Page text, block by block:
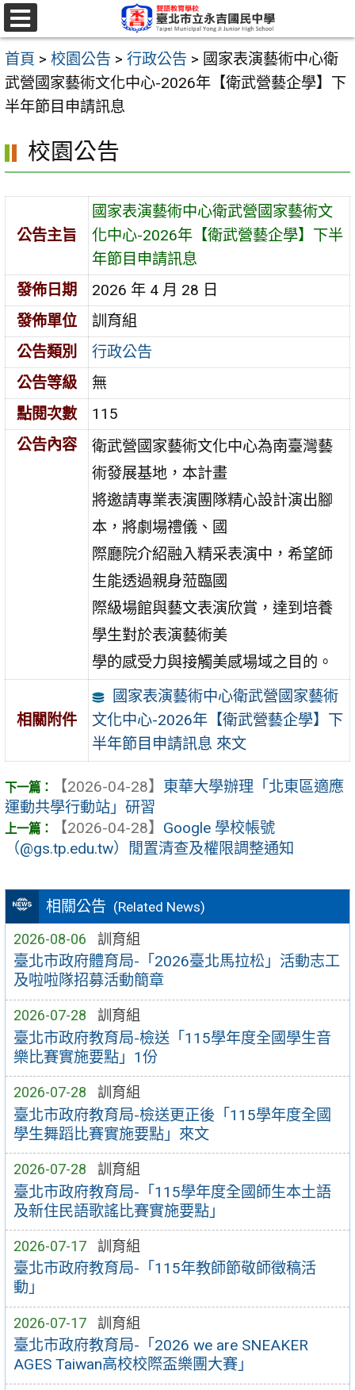
跳
至
主
要
內
選
單
首頁 > 校園公告 > 行政公告 > 國家表演藝術中心衛
武營國家藝術文化中心-2026年【衛武營藝企學】下
半年節目申請訊息
相關公告 (Related News)
2026-08-06 訓育組
臺北市政府體育局-「2026臺北馬拉松」活動志工
及啦啦隊招募活動簡章
2026-07-28 訓育組
臺北市政府教育局-檢送「115學年度全國學生音
樂比賽實施要點」1份
2026-07-28 訓育組
臺北市政府教育局-檢送更正後「115學年度全國
學生舞蹈比賽實施要點」來文
2026-07-28 訓育組
臺北市政府教育局-「115學年度全國師生本土語
及新住民語歌謠比賽實施要點」
2026-07-17 訓育組
臺北市政府教育局-「115年教師節敬師徵稿活
動」
2026-07-17 訓育組
臺北市政府教育局-「2026 we are SNEAKER
AGES Taiwan高校校際盃樂團大賽」
校園公告
公告主旨
國家表演藝術中心衛武營國家藝術文
化中心-2026年【衛武營藝企學】下半
年節目申請訊息
發佈日期
2026 年 4 月 28 日
發佈單位
訓育組
公告類別
行政公告
公告等級
無
點閱次數
115
公告內容
衛武營國家藝術文化中心為南臺灣藝
術發展基地，本計畫
將邀請專業表演團隊精心設計演出腳
本，將劇場禮儀、國
際廳院介紹融入精采表演中，希望師
生能透過親身蒞臨國
際級場館與藝文表演欣賞，達到培養
學生對於表演藝術美
學的感受力與接觸美感場域之目的。
相關附件
國家表演藝術中心衛武營國家藝術
文化中心-2026年【衛武營藝企學】下
半年節目申請訊息 來文
【2026-04-28】 東華大學辦理「北東區適應
運動共學行動站」研習
【2026-04-28】 Google 學校帳號
（@gs.tp.edu.tw）閒置清查及權限調整通知